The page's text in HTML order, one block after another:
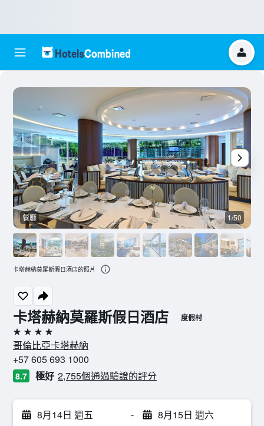
卡塔赫納莫羅斯假日酒店 度假村
4星級
哥倫比亞卡塔赫納
+57 605 693 1000
8.7 極好 2,755個通過驗證的評分
8月14日 週五 - 8月15日 週六
餐廳 1/50
卡塔赫納莫羅斯假日酒店的照片